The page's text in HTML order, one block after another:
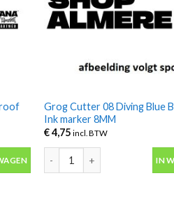
Ink marker 8MM aantal
Grog Cutter 08 Diving Blue
Ink marker 8MM
€4,75 incl. BTW
Grog Cutter 08 Diving Blue
IN